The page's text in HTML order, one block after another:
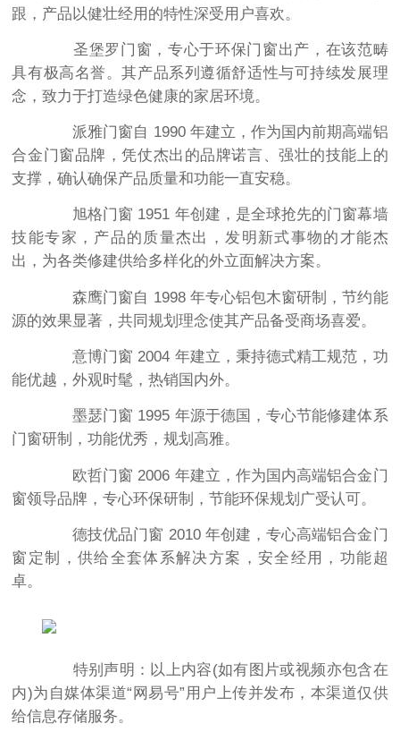
跟，产品以健壮经用的特性深受用户喜欢。
圣堡罗门窗，专心于环保门窗出产，在该范畴
具有极高名誉。其产品系列遵循舒适性与可持续发展理
念，致力于打造绿色健康的家居环境。
派雅门窗自 1990 年建立，作为国内前期高端铝
合金门窗品牌，凭仗杰出的品牌诺言、强壮的技能上的
支撑，确认确保产品质量和功能一直安稳。
旭格门窗 1951 年创建，是全球抢先的门窗幕墙
技能专家，产品的质量杰出，发明新式事物的才能杰
出，为各类修建供给多样化的外立面解决方案。
森鹰门窗自 1998 年专心铝包木窗研制，节约能
源的效果显著，共同规划理念使其产品备受商场喜爱。
意博门窗 2004 年建立，秉持德式精工规范，功
能优越，外观时髦，热销国内外。
墨瑟门窗 1995 年源于德国，专心节能修建体系
门窗研制，功能优秀，规划高雅。
欧哲门窗 2006 年建立，作为国内高端铝合金门
窗领导品牌，专心环保研制，节能环保规划广受认可。
德技优品门窗 2010 年创建，专心高端铝合金门
窗定制，供给全套体系解决方案，安全经用，功能超
卓。
特别声明：以上内容(如有图片或视频亦包含在
内)为自媒体渠道“网易号”用户上传并发布，本渠道仅供
给信息存储服务。